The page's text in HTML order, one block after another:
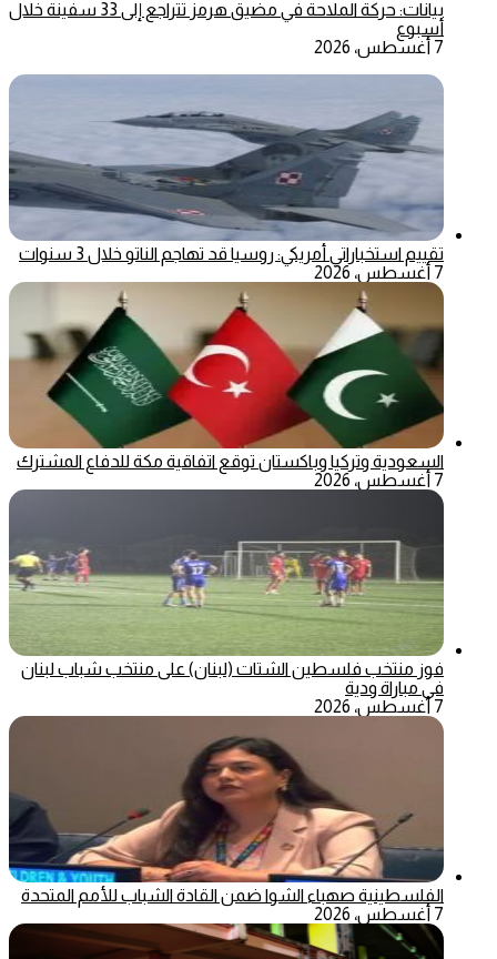
بيانات: حركة الملاحة في مضيق هرمز تتراجع إلى 33 سفينة خلال
أسبوع
7 أغسطس، 2026
تقييم استخباراتي أمريكي: روسيا قد تهاجم الناتو خلال 3 سنوات
7 أغسطس، 2026
السعودية وتركيا وباكستان توقع اتفاقية مكة للدفاع المشترك
7 أغسطس، 2026
فوز منتخب فلسطين الشتات (لبنان) على منتخب شباب لبنان
في مباراة ودية
7 أغسطس، 2026
الفلسطينية صهباء الشوا ضمن القادة الشباب للأمم المتحدة
7 أغسطس، 2026